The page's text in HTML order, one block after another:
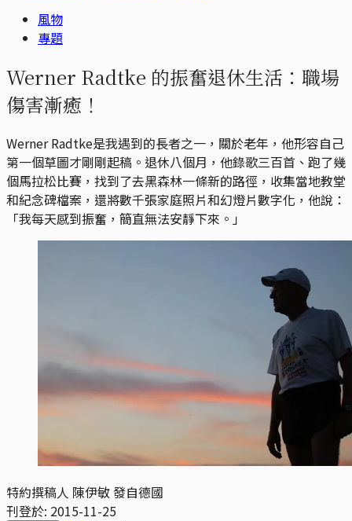
風物
專題
Werner Radtke 的振奮退休生活：職場
傷害漸癒！
Werner Radtke是我遇到的長者之一，關於老年，他形容自己
第一個草圖才剛剛起稿。退休八個月，他錄歌三百首、跑了幾
個馬拉松比賽，找到了去黑森林一條新的路徑，收集當地教堂
和紀念碑檔案，還將數千張家庭照片和幻燈片數字化，他說：
「我每天感到振奮，簡直無法安靜下來。」
特約撰稿人 陳伊敏 發自德國
刊登於: 2015-11-25